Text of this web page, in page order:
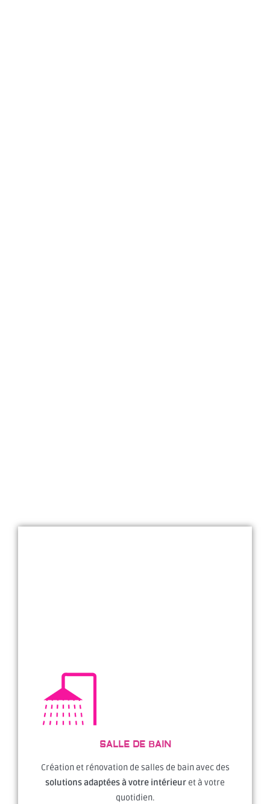
SALLE DE BAIN
Création et rénovation de salles de bain avec des
solutions adaptées à votre intérieur et à votre
quotidien.